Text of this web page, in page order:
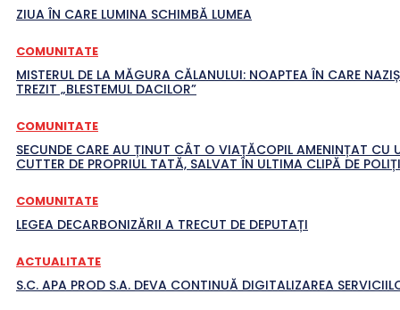
ZIUA ÎN CARE LUMINA SCHIMBĂ LUMEA
COMUNITATE
MISTERUL DE LA MĂGURA CĂLANULUI: NOAPTEA ÎN CARE
TREZIT „BLESTEMUL DACILOR”
COMUNITATE
SECUNDE CARE AU ȚINUT CÂT O VIAȚĂCOPIL AMENINȚAT CU
CUTTER DE PROPRIUL TATĂ, SALVAT ÎN ULTIMA CLIPĂ DE
COMUNITATE
LEGEA DECARBONIZĂRII A TRECUT DE DEPUTAȚI
ACTUALITATE
S.C. APA PROD S.A. DEVA CONTINUĂ DIGITALIZAREA